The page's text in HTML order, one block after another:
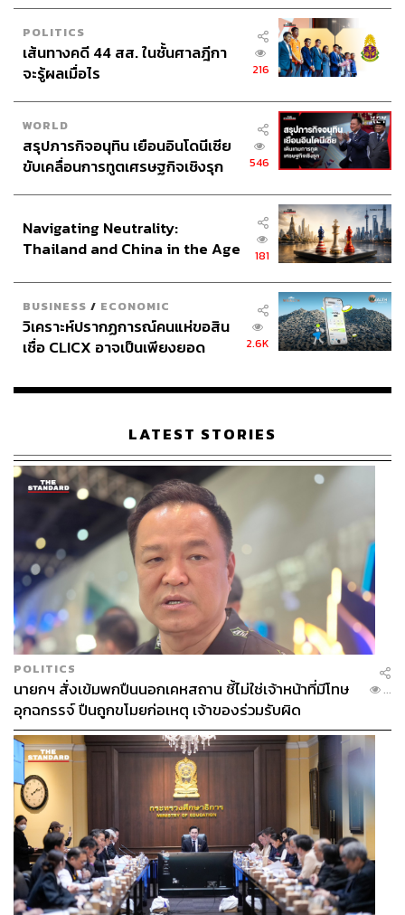
POLITICS
เส้นทางคดี 44 สส. ในชั้นศาลฎีกา
จะรู้ผลเมื่อไร
216
WORLD
สรุปภารกิจอนุทิน เยือนอินโดนีเซีย
ขับเคลื่อนการทูตเศรษฐกิจเชิงรุก
546
Navigating Neutrality:
Thailand and China in the Age
181
BUSINESS / ECONOMIC
วิเคราะห์ปรากฏการณ์คนแห่ขอสิน
เชื่อ CLICX อาจเป็นเพียงยอด
เรือนไทยที่ถูกซุกไว้
2.6K
LATEST STORIES
POLITICS
นายกฯ สั่งเข้มพกปืนนอกเคหสถาน ชี้ไม่ใช่เจ้าหน้าที่มีโทษ
อุกฉกรรจ์ ปืนถูกขโมยก่อเหตุ เจ้าของร่วมรับผิด
...